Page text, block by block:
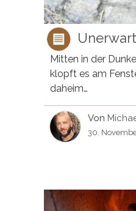
Mitten in der
klopft es am
daheim…
Von
30.